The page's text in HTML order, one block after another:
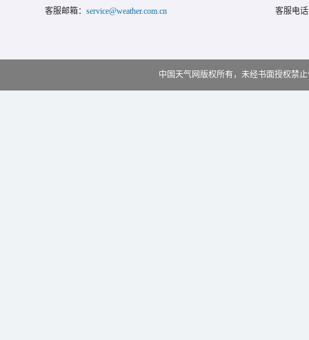
客服邮箱： service@weather.com.cn 客服电
中国天气网版权所有，未经书面授权